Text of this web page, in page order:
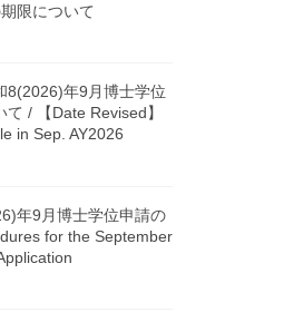
限について
8(2026)年9月博士学位
/ 【Date Revised】
in Sep. AY2026
年9月博士学位申請の
for the September